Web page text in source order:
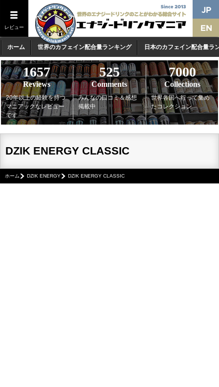
レビュー
ホーム 世界のカフェイン配合量ランキング 日本のカフェイン配合量ラ
1657
Reviews
20年以上の経験を持つ
マニアックなレビュー
です
525
Comments
みんなの口コミ＆感想
掲載中
7000
Collections
世界各国へ行って集め
たコレクション
DZIK ENERGY CLASSIC
ホーム DZIK ENERGY DZIK ENERGY CLASSIC